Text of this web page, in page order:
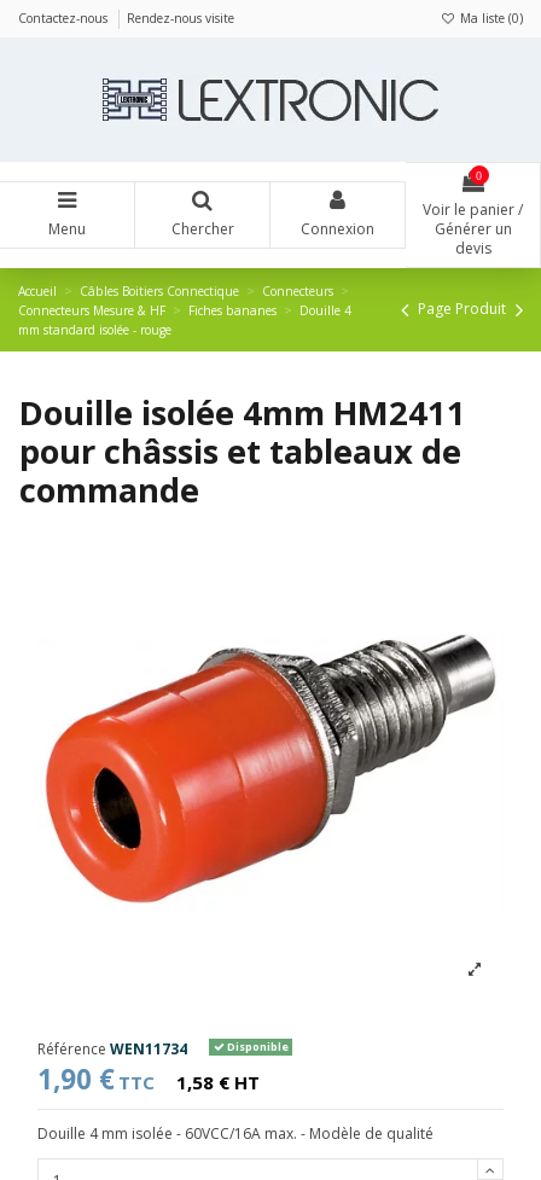
Contactez-nous Rendez-nous visite Ma liste (0)
Menu Chercher Connexion
0
Voir le panier /
Générer un
devis
Accueil Câbles Boitiers Connectique
Connecteurs
Connecteurs Mesure & HF
Fiches bananes
Douille 4
mm standard isolée - rouge
Page Produit
Douille isolée 4mm HM2411
pour châssis et tableaux de
commande
Référence WEN11734 Disponible
1,90 € TTC 1,58 € HT
Douille 4 mm isolée - 60VCC/16A max. - Modèle de qualité
Panneau de gestion des cookies